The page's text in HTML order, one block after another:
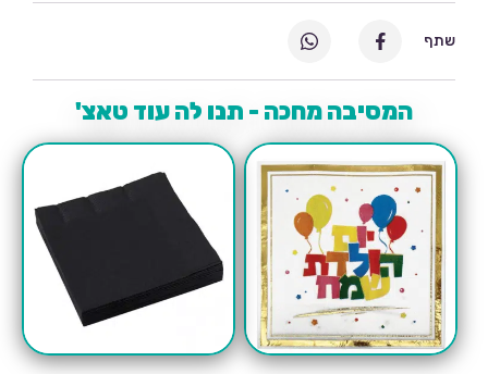
המסיבה מחכה - תנו לה עוד טאצ'
שתף